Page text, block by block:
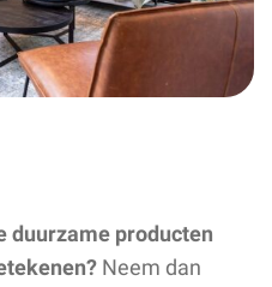
duurzame producten
Neem dan